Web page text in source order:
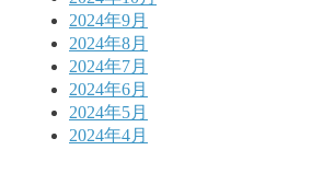
2024年9月
2024年8月
2024年7月
2024年6月
2024年5月
2024年4月